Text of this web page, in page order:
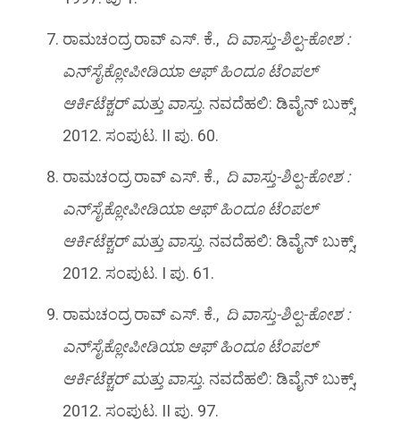
ರಾಮಚಂದ್ರ ರಾವ್ ಎಸ್. ಕೆ., ದಿ ವಾಸ್ತು-ಶಿಲ್ಪ-ಕೋಶ :
ಎನ್‌ಸೈಕ್ಲೋಪೀಡಿಯಾ ಆಫ್ ಹಿಂದೂ ಟೆಂಪಲ್
ಆರ್ಕಿಟೆಕ್ಚರ್ ಮತ್ತು ವಾಸ್ತು. ನವದೆಹಲಿ: ಡಿವೈನ್ ಬುಕ್ಸ್,
2012. ಸಂಪುಟ. II ಪು. 60.
ರಾಮಚಂದ್ರ ರಾವ್ ಎಸ್. ಕೆ., ದಿ ವಾಸ್ತು-ಶಿಲ್ಪ-ಕೋಶ :
ಎನ್‌ಸೈಕ್ಲೋಪೀಡಿಯಾ ಆಫ್ ಹಿಂದೂ ಟೆಂಪಲ್
ಆರ್ಕಿಟೆಕ್ಚರ್ ಮತ್ತು ವಾಸ್ತು. ನವದೆಹಲಿ: ಡಿವೈನ್ ಬುಕ್ಸ್,
2012. ಸಂಪುಟ. I ಪು. 61.
ರಾಮಚಂದ್ರ ರಾವ್ ಎಸ್. ಕೆ., ದಿ ವಾಸ್ತು-ಶಿಲ್ಪ-ಕೋಶ :
ಎನ್‌ಸೈಕ್ಲೋಪೀಡಿಯಾ ಆಫ್ ಹಿಂದೂ ಟೆಂಪಲ್
ಆರ್ಕಿಟೆಕ್ಚರ್ ಮತ್ತು ವಾಸ್ತು. ನವದೆಹಲಿ: ಡಿವೈನ್ ಬುಕ್ಸ್,
2012. ಸಂಪುಟ. II ಪು. 97.